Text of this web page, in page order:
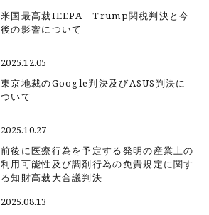
米国最高裁IEEPA Trump関税判決と今
後の影響について
2025.12.05
東京地裁のGoogle判決及びASUS判決に
ついて
2025.10.27
前後に医療行為を予定する発明の産業上の
利用可能性及び調剤行為の免責規定に関す
る知財高裁大合議判決
2025.08.13